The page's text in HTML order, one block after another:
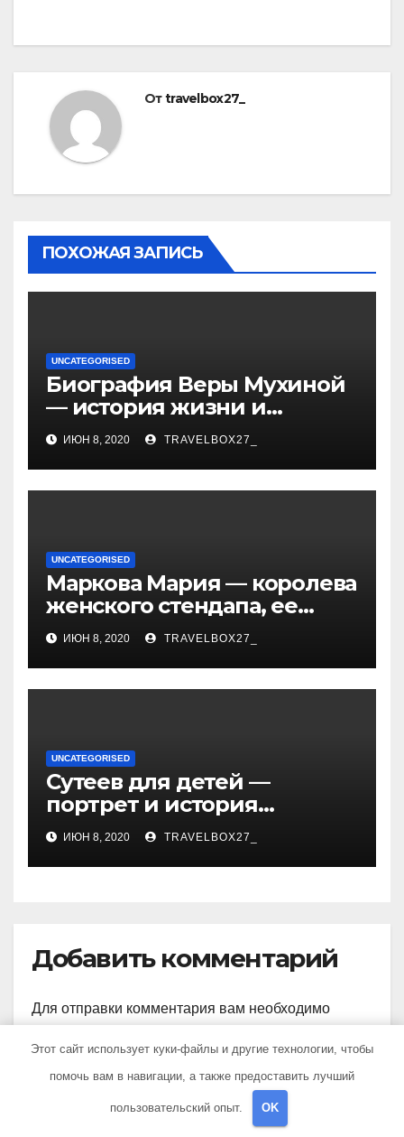
Отtravelbox27_
ПОХОЖАЯ ЗАПИСЬ
UNCATEGORISED
Биография Веры Мухиной
— история жизни и
карьеры успешной
художницы, ее
достижения и творчество
ИЮН 8, 2020 TRAVELBOX27_
UNCATEGORISED
Маркова Мария — королева
женского стендапа, ее
биография, самые
смешные выступления,
ураган смеха и
непревзойденный талант!
ИЮН 8, 2020 TRAVELBOX27_
UNCATEGORISED
Сутеев для детей —
портрет и история
творчества известного и
любимого художника
ИЮН 8, 2020 TRAVELBOX27_
Добавить комментарий
Для отправки комментария вам необходимо
Этот сайт использует куки-файлы и другие технологии, чтобы
помочь вам в навигации, а также предоставить лучший
пользовательский опыт. OK